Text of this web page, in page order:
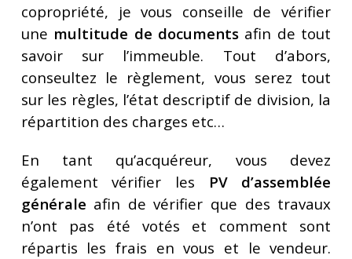
copropriété, je vous conseille de vérifier
une multitude de documents afin de tout
savoir sur l’immeuble. Tout d’abors,
conseultez le règlement, vous serez tout
sur les règles, l’état descriptif de division, la
répartition des charges etc…
En tant qu’acquéreur, vous devez
également vérifier les PV d’assemblée
générale afin de vérifier que des travaux
n’ont pas été votés et comment sont
répartis les frais en vous et le vendeur.